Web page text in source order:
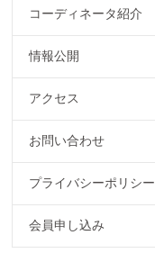
コーディネータ紹介
情報公開
アクセス
お問い合わせ
プライバシーポリシー
会員申し込み